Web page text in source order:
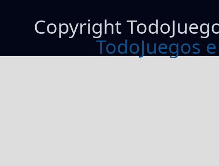
Copyright
TodoJuegos